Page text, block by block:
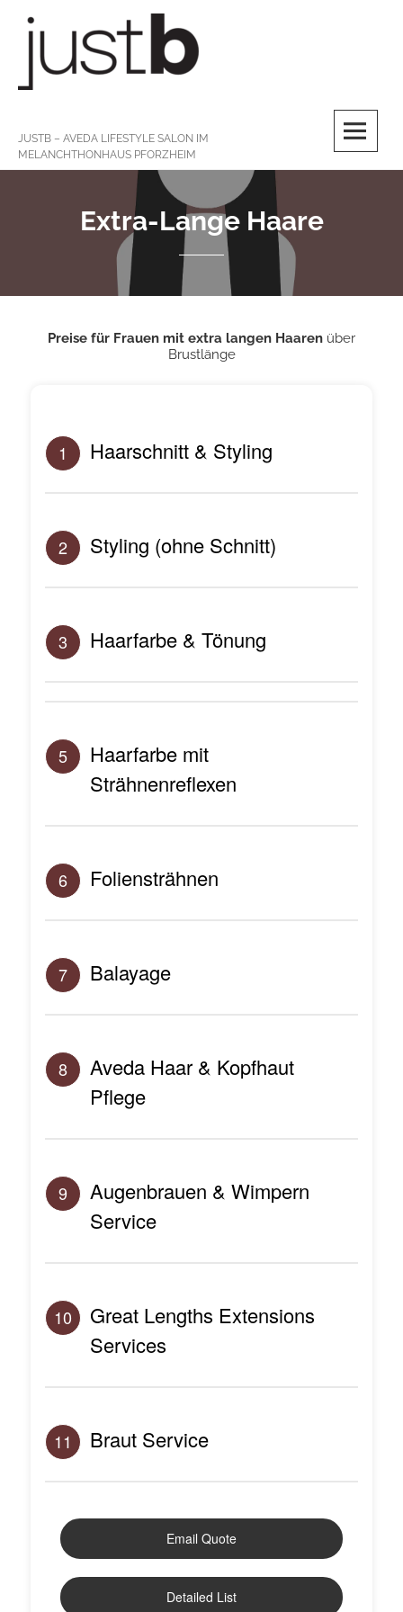
content
JUSTB – AVEDA LIFESTYLE SALON IM
MELANCHTHONHAUS PFORZHEIM
Extra-Lange Haare
Preise für Frauen mit extra langen Haaren über
Brustlänge
1 Haarschnitt & Styling
2 Styling (ohne Schnitt)
3 Haarfarbe & Tönung
5
Haarfarbe mit
Strähnenreflexen
6 Foliensträhnen
7 Balayage
8
Aveda Haar & Kopfhaut
Pflege
9
Augenbrauen & Wimpern
Service
10
Great Lengths Extensions
Services
11 Braut Service
Email Quote
Detailed List